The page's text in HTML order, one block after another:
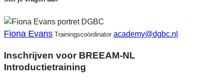
Fiona Evans Trainingscoördinator academy@dgbc.nl
Inschrijven voor BREEAM-NL
Introductietraining